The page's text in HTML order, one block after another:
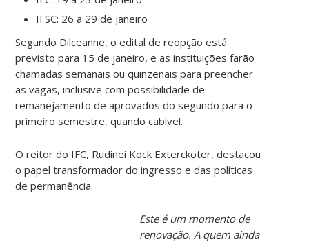
IFSC: 26 a 29 de janeiro
Segundo Dilceanne, o edital de reopção está
previsto para 15 de janeiro, e as instituições farão
chamadas semanais ou quinzenais para preencher
as vagas, inclusive com possibilidade de
remanejamento de aprovados do segundo para o
primeiro semestre, quando cabível.
O reitor do IFC, Rudinei Kock Exterckoter, destacou
o papel transformador do ingresso e das políticas
de permanência.
Este é um momento de
renovação. A quem ainda